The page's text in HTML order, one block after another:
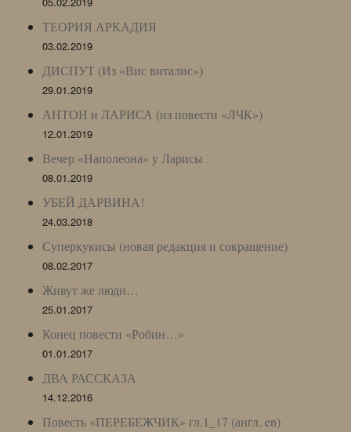
ТЕОРИЯ АРКАДИЯ
03.02.2019
ДИСПУТ (Из «Вис виталис»)
29.01.2019
АНТОН и ЛАРИСА (из повести «ЛЧК»)
12.01.2019
Вечер «Наполеона» у Ларисы
08.01.2019
УБЕЙ ДАРВИНА!
24.03.2018
Суперкукисы (новая редакция и сокращение)
08.02.2017
Живут же люди…
25.01.2017
Конец повести «Робин…»
01.01.2017
ДВА РАССКАЗА
14.12.2016
Повесть «ПЕРЕБЕЖЧИК» гл.1_17 (англ. en)